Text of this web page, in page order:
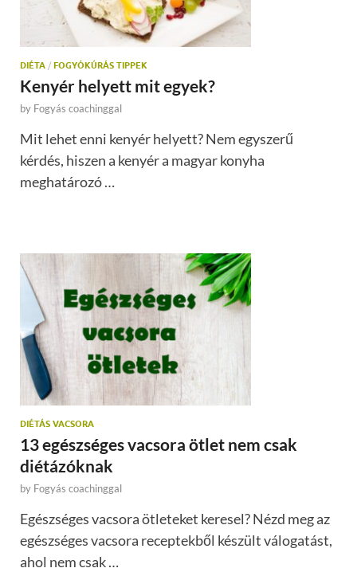
DIÉTA / FOGYÓKÚRÁS TIPPEK
Kenyér helyett mit egyek?
by Fogyás coachinggal
Mit lehet enni kenyér helyett? Nem egyszerű
kérdés, hiszen a kenyér a magyar konyha
meghatározó …
DIÉTÁS VACSORA
13 egészséges vacsora ötlet nem csak
diétázóknak
by Fogyás coachinggal
Egészséges vacsora ötleteket keresel? Nézd meg az
egészséges vacsora receptekből készült válogatást,
ahol nem csak …